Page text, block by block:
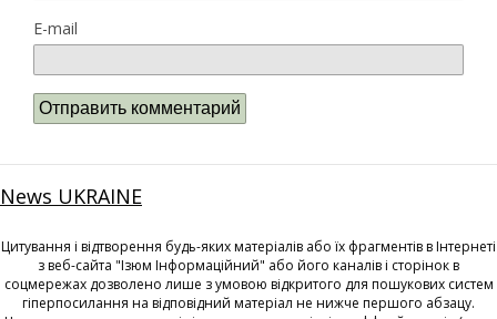
E-mail
News UKRAINE
Цитування і відтворення будь-яких матеріалів або їх фрагментів в Інтернеті
з веб-сайта "Ізюм Інформаційний" або його каналів і сторінок в
соцмережах дозволено лише з умовою відкритого для пошукових систем
гіперпосилання на відповідний матеріал не нижче першого абзацу.